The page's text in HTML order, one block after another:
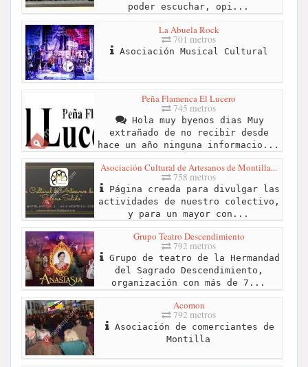
poder escuchar, opi...
La Abuela Rock
701 metros
Asociación Musical Cultural
Peña Flamenca El Lucero
745 metros
Hola muy byenos dias Muy
extrañado de no recibir desde
hace un año ninguna informacio...
Asociación Cultural de Artesanos de Montilla...
758 metros
Página creada para divulgar las
actividades de nuestro colectivo,
y para un mayor con...
Grupo Teatro Descendimiento
792 metros
Grupo de teatro de la Hermandad
del Sagrado Descendimiento,
organización con más de 7...
Acomon
792 metros
Asociación de comerciantes de
Montilla